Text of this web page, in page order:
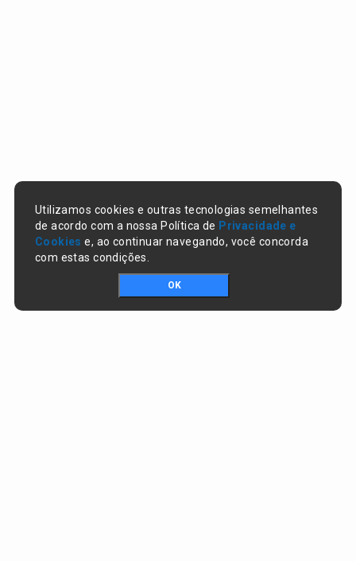
Utilizamos cookies e outras tecnologias semelhantes
de acordo com a nossa Política de Privacidade e
Cookies e, ao continuar navegando, você concorda
com estas condições.
OK